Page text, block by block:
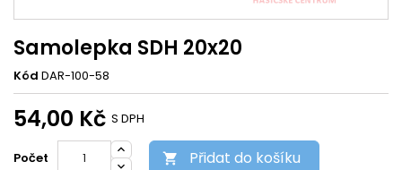
Samolepka SDH 20x20
Kód DAR-100-58
54,00 Kč S DPH
Počet  Přidat do košíku